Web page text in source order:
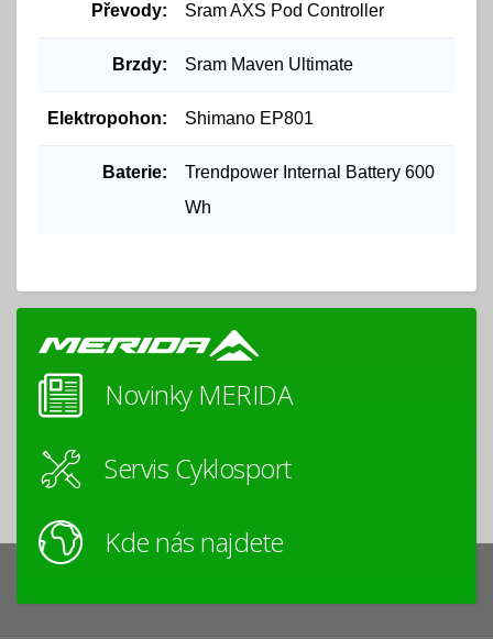
Převody: Sram AXS Pod Controller
Brzdy: Sram Maven Ultimate
Elektropohon: Shimano EP801
Baterie:
Trendpower Internal Battery 600
Wh
Novinky MERIDA
Servis Cyklosport
Kde nás najdete